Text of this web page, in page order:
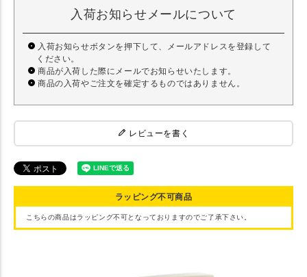
入荷お知らせメールについて
入荷お知らせボタンを押下して、メールアドレスを登録して
ください。
商品が入荷した際にメールでお知らせいたします。
商品の入荷やご注文を確定するものではありません。
レビューを書く
ラッピング不可商品
こちらの商品はラッピング不可となっておりますのでご了承下さい。